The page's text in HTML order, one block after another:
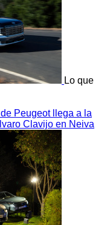
Lo que
Peugeot llega a la
Clavijo en Neiva